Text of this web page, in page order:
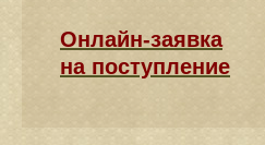
Онлайн-заявка
на поступление